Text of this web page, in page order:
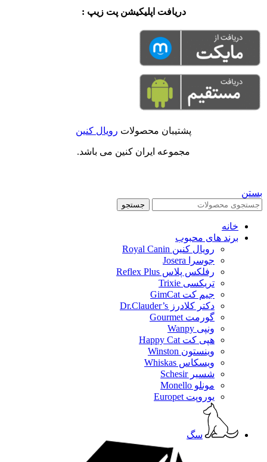
دریافت اپلیکیشن پت زیپ :
پشتیبان محصولات رویال کنین
مجموعه ایران کنین می باشد.
بستن
جستجو
خانه
برند های محبوب
رویال کنین Royal Canin
جوسرا Josera
رفلکس پلاس Reflex Plus
تریکسی Trixie
جیم کت GimCat
دکتر کلادرز Dr.Clauder’s
گورمت Gourmet
ونپی Wanpy
هپی کت Happy Cat
وینستون Winston
ویسکاس Whiskas
شسیر Schesir
مونلو Monello
یوروپت Europet
سگ